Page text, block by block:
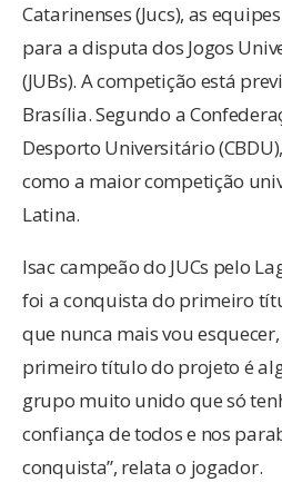
Catarinenses (Jucs), as
para a disputa dos Jogos
(JUBs). A competição está
Brasília. Segundo a
Desporto Universitário
como a maior competição
Latina.
Isac campeão do JUCs pelo
foi a conquista do primeiro
que nunca mais vou
primeiro título do projeto é
grupo muito unido que só
confiança de todos e nos
conquista”, relata o jogador.